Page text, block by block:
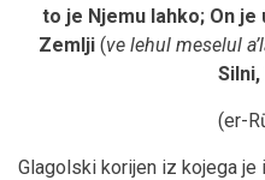
to je Njemu lahko; On je
Zemlji(ve lehul meselul
Silni,
(er-
Glagolski korijen iz kojega